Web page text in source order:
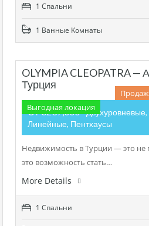
1 Cпальни
1 Bанные Kомнаты
OLYMPIA CLEOPATRA —
Турция
Выгодная локация
От €237,000-
Линейные, Пентхаусы
Недвижимость в Турции — это не
это возможность стать…
More Details
1 Cпальни